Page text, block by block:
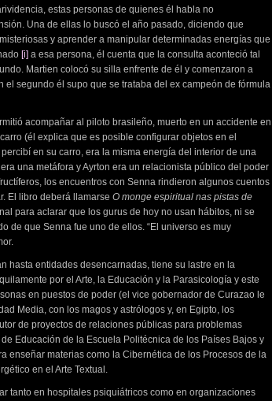
estas personas de quienes él habla no
Una de ellas lo buscó el año pasado, diciendo que
y aprender a manipular determinadas energías que
[i] a esa persona, él cuenta que la consulta aconteció tal
Martien colocó su silla enfrente de él y comenzaron a
el segundo él supo que se trataba del ex campeón de fórmula
acompañar al piloto brasileño, muerto en un accidente en
(él explica que es posible configurar objetos en el
en su carro, era la misma energía del interior de una
una metáfora y Ayrton era un relacionista público del poder
los encuentros con Senna rindieron algunos cuentos
El libro deberá llamarse O monge espiritual nas pistas de
para aclarar que los gurus de hoy no usan hábitos, ni se
de que Senna fue uno de ellos. “El universo es muy
hasta entidades desencarnadas, tiene su lastre en la
por el Arte, la Educación y la Parasicología y este
en puestos de poder (el vice gobernador de Curazao le
Media, con los magos y astrólogos y, en Egipto, los
de proyectos de relaciones públicas para problemas
Educación de la Escuela Politécnica de los Países Bajos y
enseñar materias como la Cibernética de los Procesos de la
en el Arte Textual.
tanto en hospitales psiquiátricos como en organizaciones